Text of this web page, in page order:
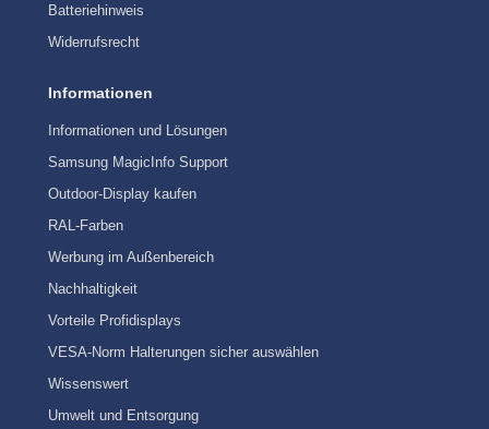
Batteriehinweis
Widerrufsrecht
Informationen
Informationen und Lösungen
Samsung MagicInfo Support
Outdoor-Display kaufen
RAL-Farben
Werbung im Außenbereich
Nachhaltigkeit
Vorteile Profidisplays
VESA-Norm Halterungen sicher auswählen
Wissenswert
Umwelt und Entsorgung